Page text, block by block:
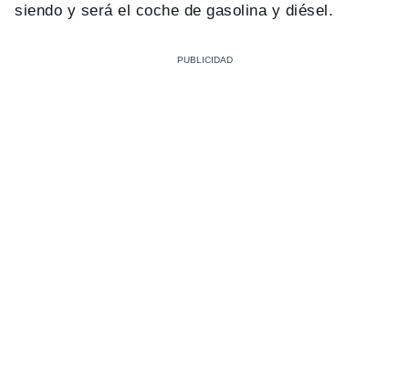
siendo y será el coche de gasolina y diésel.